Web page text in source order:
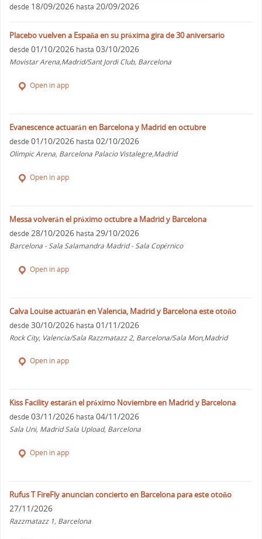
desde 18/09/2026 hasta 20/09/2026
Placebo vuelven a España en su próxima gira de 30 aniversario
desde 01/10/2026 hasta 03/10/2026
Movistar Arena,Madrid/Sant Jordi Club, Barcelona
Open in app
Evanescence actuarán en Barcelona y Madrid en octubre
desde 01/10/2026 hasta 02/10/2026
Olimpic Arena, Barcelona Palacio Vistalegre,Madrid
Open in app
Messa volverán el próximo octubre a Madrid y Barcelona
desde 28/10/2026 hasta 29/10/2026
Barcelona - Sala Salamandra Madrid - Sala Copérnico
Open in app
Calva Louise actuarán en Valencia, Madrid y Barcelona este otoño
desde 30/10/2026 hasta 01/11/2026
Rock City, Valencia/Sala Razzmatazz 2, Barcelona/Sala Mon,Madrid
Open in app
Kiss Facility estarán el próximo Noviembre en Madrid y Barcelona
desde 03/11/2026 hasta 04/11/2026
Sala Uni, Madrid Sala Upload, Barcelona
Open in app
Rufus T FireFly anuncian concierto en Barcelona para este otoño
27/11/2026
Razzmatazz 1, Barcelona